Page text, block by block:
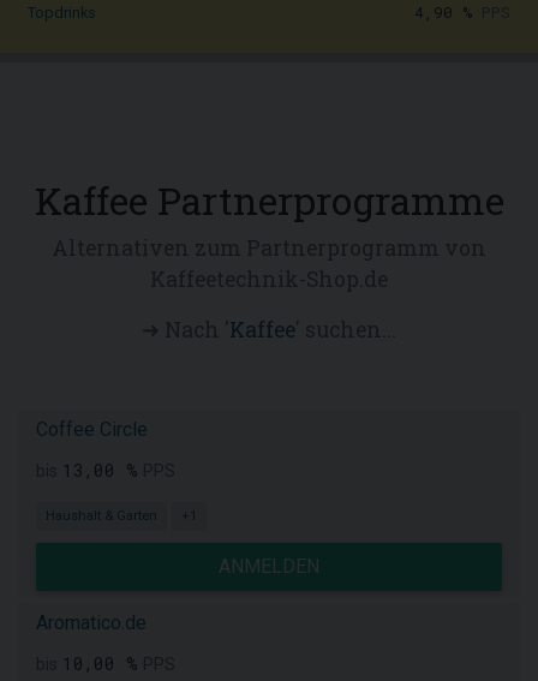
Topdrinks 4,90 %
Kaffee Partnerprogramme
Kaffee
Coffee Circle
13,00 %
Haushalt & Garten +1
ANMELDEN
Aromatico.de
10,00 %